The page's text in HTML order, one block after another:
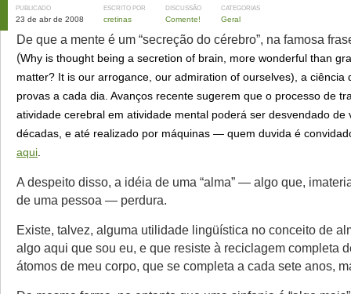
PUBLICADO
23 de abr de 2008
ESCRITO POR
cretinas
DISCUSSÃO
Comente!
CATEGORIAS
Geral
De que a mente é um “secreção do cérebro”, na famosa
(Why is thought being a secretion of brain, more wonderful than
matter? It is our arrogance, our admiration of ourselves), a ciência
provas a cada dia. Avanços recente sugerem que o processo de
atividade cerebral em atividade mental poderá ser desvendado de
décadas, e até realizado por máquinas — quem duvida é
aqui
A despeito disso, a idéia de uma “alma” — algo que,
de uma pessoa — perdura.
Existe, talvez, alguma utilidade lingüística no conceito de
algo aqui que sou eu, e que resiste à reciclagem completa
átomos de meu corpo, que se completa a cada sete anos,